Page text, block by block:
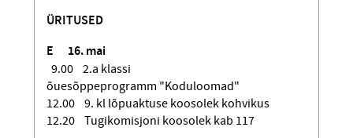
ÜRITUSED
E
16. mai
9.00 2.a klassi
õuesõppeprogramm "Koduloomad"
12.00 9. kl lõpuaktuse koosolek kohvikus
12.20 Tugikomisjoni koosolek kab 117